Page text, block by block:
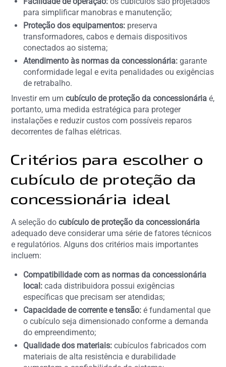
para simplificar manobras e manutenção;
Proteção dos equipamentos: preserva
transformadores, cabos e demais dispositivos
conectados ao sistema;
Atendimento às normas da concessionária: garante
conformidade legal e evita penalidades ou exigências
de retrabalho.
Investir em umcubículo de proteção da concessionária é,
portanto, uma medida estratégica para proteger
instalações e reduzir custos com possíveis reparos
decorrentes de falhas elétricas.
Critérios para escolher o
cubículo de proteção da
concessionária ideal
A seleção docubículo de proteção da concessionária
adequado deve considerar uma série de fatores técnicos
e regulatórios. Alguns dos critérios mais importantes
incluem:
Compatibilidade com as normas da concessionária
local: cada distribuidora possui exigências
específicas que precisam ser atendidas;
Capacidade de corrente e tensão: é fundamental que
o cubículo seja dimensionado conforme a demanda
do empreendimento;
Qualidade dos materiais: cubículos fabricados com
materiais de alta resistência e durabilidade